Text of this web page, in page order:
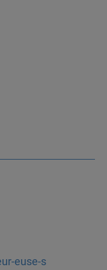
euse-s